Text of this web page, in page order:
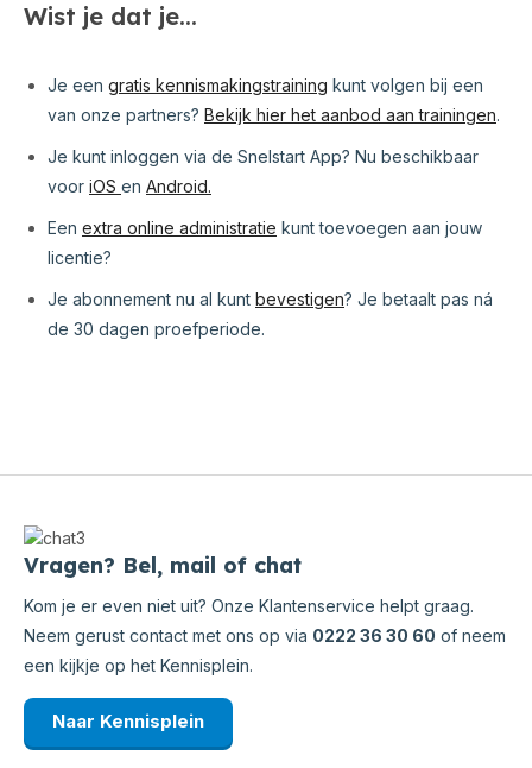
Wist je dat je...
Je een gratis kennismakingstraining kunt volgen bij een
van onze partners? Bekijk hier het aanbod aan trainingen.
Je kunt inloggen via de Snelstart App? Nu beschikbaar
voor iOS en Android.
Een extra online administratie kunt toevoegen aan jouw
licentie?
Je abonnement nu al kunt bevestigen? Je betaalt pas ná
de 30 dagen proefperiode.
Vragen? Bel, mail of chat
Kom je er even niet uit? Onze Klantenservice helpt graag.
Neem gerust contact met ons op via 0222 36 30 60 of neem
een kijkje op het Kennisplein.
Naar Kennisplein